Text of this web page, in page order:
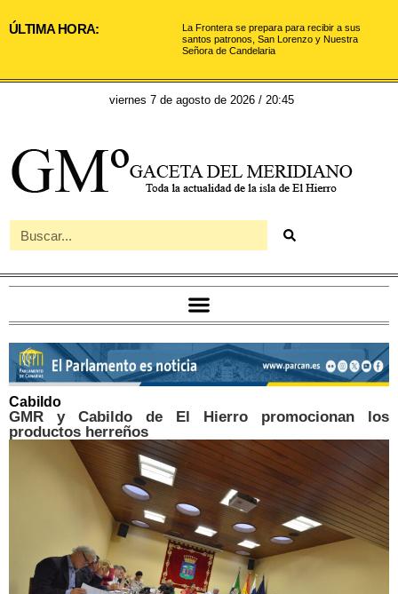
ÚLTIMA HORA:
La Frontera se prepara para recibir a sus
santos patronos, San Lorenzo y Nuestra
Señora de Candelaria
viernes 7 de agosto de 2026 / 20:45
Cabildo
GMR y Cabildo de El Hierro promocionan los
productos herreños